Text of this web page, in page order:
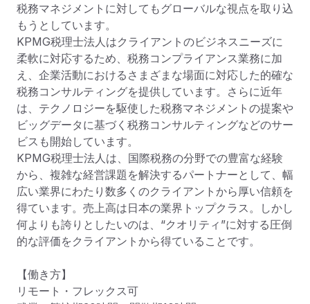
税務マネジメントに対してもグローバルな視点を取り込
もうとしています。
KPMG税理士法人はクライアントのビジネスニーズに
柔軟に対応するため、税務コンプライアンス業務に加
え、企業活動におけるさまざまな場面に対応した的確な
税務コンサルティングを提供しています。さらに近年
は、テクノロジーを駆使した税務マネジメントの提案や
ビッグデータに基づく税務コンサルティングなどのサー
ビスも開始しています。
KPMG税理士法人は、国際税務の分野での豊富な経験
から、複雑な経営課題を解決するパートナーとして、幅
広い業界にわたり数多くのクライアントから厚い信頼を
得ています。売上高は日本の業界トップクラス。しかし
何よりも誇りとしたいのは、“クオリティ”に対する圧倒
的な評価をクライアントから得ていることです。
【働き方】
リモート・フレックス可